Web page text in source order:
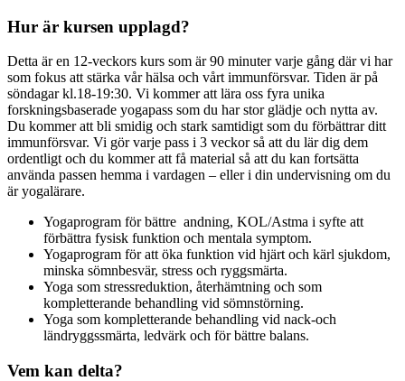
Hur är kursen upplagd?
Detta är en 12-veckors kurs som är 90 minuter varje gång där vi har
som fokus att stärka vår hälsa och vårt immunförsvar. Tiden är på
söndagar kl.18-19:30. Vi kommer att lära oss fyra unika
forskningsbaserade yogapass som du har stor glädje och nytta av.
Du kommer att bli smidig och stark samtidigt som du förbättrar ditt
immunförsvar. Vi gör varje pass i 3 veckor så att du lär dig dem
ordentligt och du kommer att få material så att du kan fortsätta
använda passen hemma i vardagen – eller i din undervisning om du
är yogalärare.
Yogaprogram för bättre andning, KOL/Astma i syfte att
förbättra fysisk funktion och mentala symptom.
Yogaprogram för att öka funktion vid hjärt och kärl sjukdom,
minska sömnbesvär, stress och ryggsmärta.
Yoga som stressreduktion, återhämtning och som
kompletterande behandling vid sömnstörning.
Yoga som kompletterande behandling vid nack-och
ländryggssmärta, ledvärk och för bättre balans.
Vem kan delta?